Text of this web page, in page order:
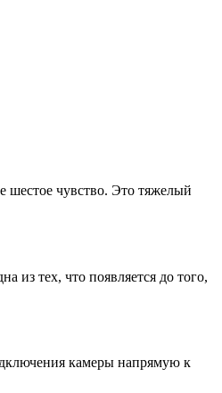
шестое чувство. Это тяжелый
из тех, что появляется до того,
камеры напрямую к